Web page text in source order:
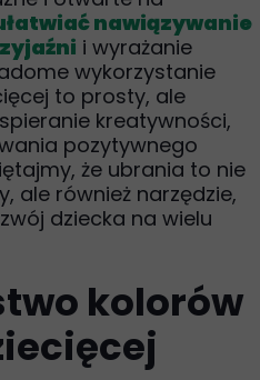
nawiązywanie
i wyrażanie
wykorzystanie
to prosty, ale
kreatywności,
pozytywnego
że ubrania to nie
ale również narzędzie,
dziecka na wielu
kolorów